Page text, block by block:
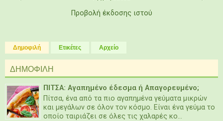
Προβολή έκδοσης ιστού
Δημοφιλή Ετικέτες Αρχείο
ΔΗΜΟΦΙΛΗ
ΠΙΤΣΑ: Αγαπημένο έδεσμα ή Απαγορευμένο;
Πίτσα, ένα από τα πιο αγαπημένα γεύματα μικρών
και μεγάλων σε όλον τον κόσμο. Είναι ένα γεύμα το
οποίο ταιριάζει σε όλες τις χαλαρές κο...